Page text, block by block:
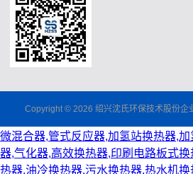
Copyright © 2026 绍兴沈氏环保技术股份企
微混合器,管式反应器,加氢站换热器,
器,气化器,高效换热器,印刷电路板式
热器,油冷换热器,污水换热器,热水机换